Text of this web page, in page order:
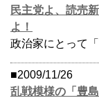
民主党よ、読売
よ！
政治家にとって
■2009/11/26
乱戦模様の「豊